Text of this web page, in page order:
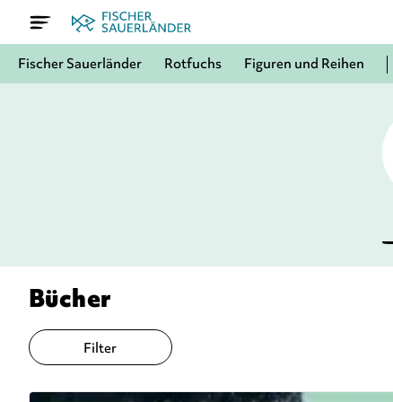
Fischer Sauerländer Rotfuchs Figuren und Reihen
Bücher
Filter